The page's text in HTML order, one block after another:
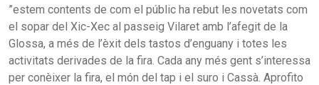
”estem contents de com el públic ha rebut les novetats com
el sopar del Xic-Xec al passeig Vilaret amb l’afegit de la
Glossa, a més de l’èxit dels tastos d’enguany i totes les
activitats derivades de la fira. Cada any més gent s’interessa
per conèixer la fira, el món del tap i el suro i Cassà. Aprofito